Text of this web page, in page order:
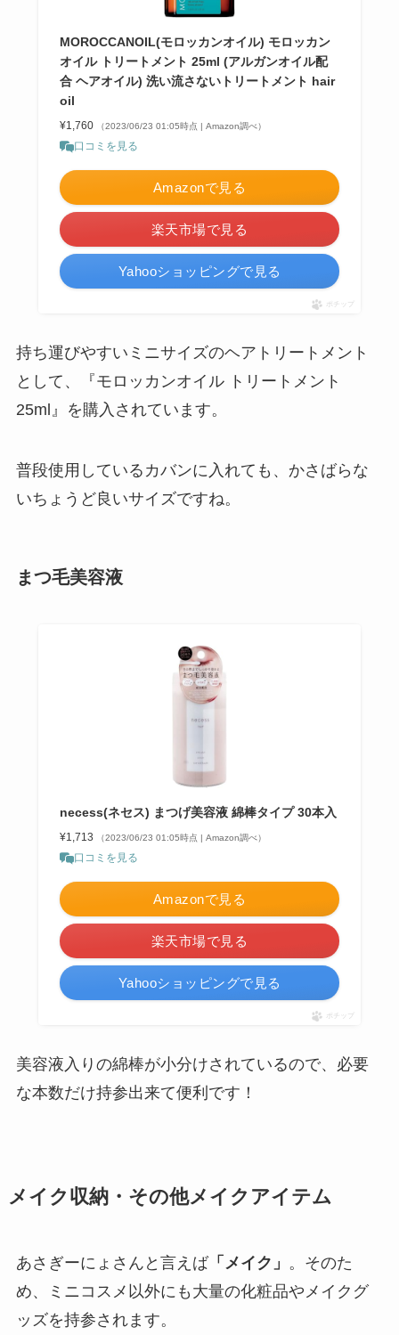
MOROCCANOIL(モロッカンオイル) モロッカン
オイル トリートメント 25ml (アルガンオイル配
合 ヘアオイル) 洗い流さないトリートメント hair
oil
¥1,760 （2023/06/23 01:05時点 | Amazon調べ）
口コミを見る
Amazonで見る
楽天市場で見る
Yahooショッピングで見る
ポチップ
持ち運びやすいミニサイズのヘアトリートメント
として、『モロッカンオイル トリートメント
25ml』を購入されています。
普段使用しているカバンに入れても、かさばらな
いちょうど良いサイズですね。
まつ毛美容液
necess(ネセス) まつげ美容液 綿棒タイプ 30本入
¥1,713 （2023/06/23 01:05時点 | Amazon調べ）
口コミを見る
Amazonで見る
楽天市場で見る
Yahooショッピングで見る
ポチップ
美容液入りの綿棒が小分けされているので、必要
な本数だけ持参出来て便利です！
メイク収納・その他メイクアイテム
あさぎーにょさんと言えば「メイク」 。そのた
め、ミニコスメ以外にも大量の化粧品やメイクグ
ッズを持参されます。